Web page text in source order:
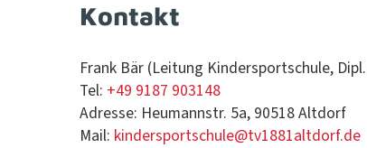
Kontakt
Frank Bär (Leitung Kinder­sports­chule,
Tel: +49 9187 903148
Adresse: Heumannstr. 5a, 90518 Alt­dorf
Mail: kindersportschule@tv1881altdorf.de